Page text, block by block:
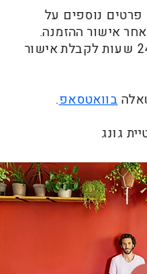
נוספים על
אישור ההזמנה.
אנא אפשרו עד 24 שעות לקבלת אישור
בוואטסאפ.
גונג